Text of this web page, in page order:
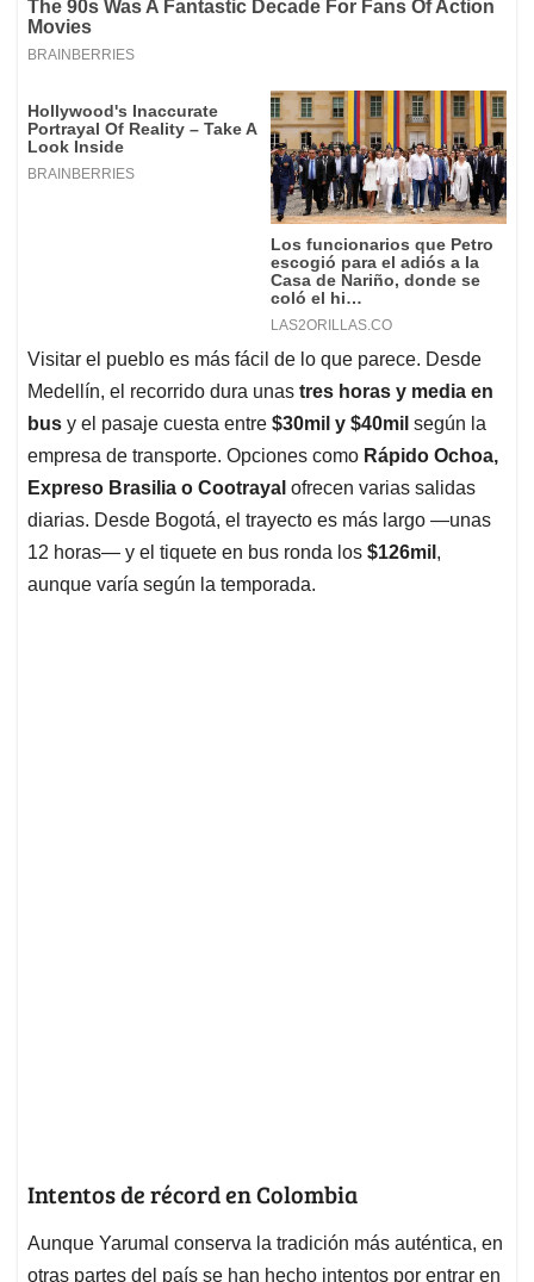
Visitar el pueblo es más fácil de lo que parece. Desde
Medellín, el recorrido dura unas tres horas y media en
bus y el pasaje cuesta entre $30mil y $40mil según la
empresa de transporte. Opciones como Rápido Ochoa,
Expreso Brasilia o Cootrayal ofrecen varias salidas
diarias. Desde Bogotá, el trayecto es más largo —unas
12 horas— y el tiquete en bus ronda los $126mil ,
aunque varía según la temporada.
Intentos de récord en Colombia
Aunque Yarumal conserva la tradición más auténtica, en
otras partes del país se han hecho intentos por entrar en